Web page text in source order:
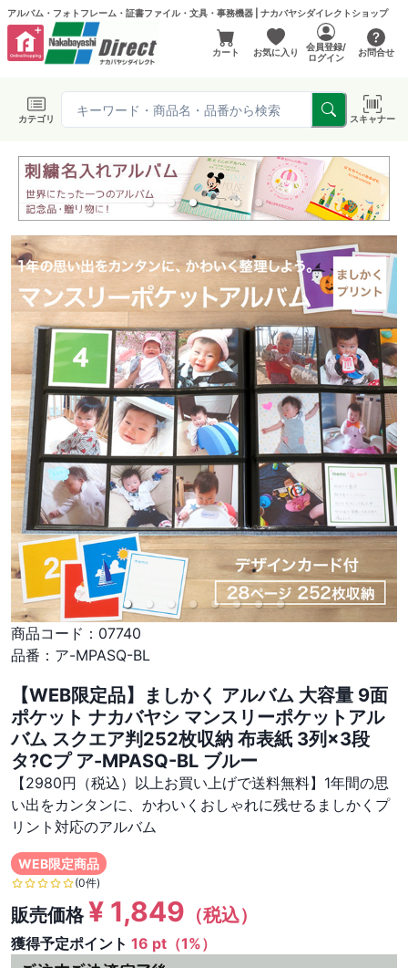
アルバム・フォトフレーム・証書ファイル・文具・事務機器 | ナカバヤシダイレクトショップ
カート お気に入り
会員登録/
ログイン
お問合せ
カテゴリ スキャナー
商品コード： 07740
品番： ア-MPASQ-BL
【WEB限定品】ましかく アルバム 大容量 9面
ポケット ナカバヤシ マンスリーポケットアル
バム スクエア判252枚収納 布表紙 3列×3段
タ?Cプ ア-MPASQ-BL ブルー
【2980円（税込）以上お買い上げで送料無料】1年間の思
い出をカンタンに、かわいくおしゃれに残せるましかくプ
リント対応のアルバム
WEB限定商品
(0件)
販売価格¥ 1,849 （税込）
獲得予定ポイント 16 pt（1%）